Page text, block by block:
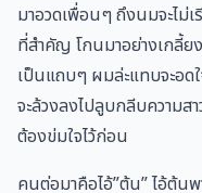
มาอวดเพื่อนๆ ถึงนมจะไม่
ที่สำคัญ โกนมาอย่างเกลี้ย
เป็นแถบๆ ผมล่ะแทบจะอด
จะล้วงลงไปลูบกลีบความ
ต้องข่มใจไว้ก่อน
คนต่อมาคือไอ้”ต้น” ไอ้ต้น